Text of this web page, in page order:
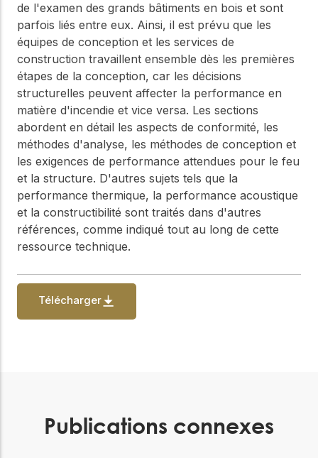
de l'examen des grands bâtiments en bois et sont
parfois liés entre eux. Ainsi, il est prévu que les
équipes de conception et les services de
construction travaillent ensemble dès les premières
étapes de la conception, car les décisions
structurelles peuvent affecter la performance en
matière d'incendie et vice versa. Les sections
abordent en détail les aspects de conformité, les
méthodes d'analyse, les méthodes de conception et
les exigences de performance attendues pour le feu
et la structure. D'autres sujets tels que la
performance thermique, la performance acoustique
et la constructibilité sont traités dans d'autres
références, comme indiqué tout au long de cette
ressource technique.
Télécharger
Publications connexes